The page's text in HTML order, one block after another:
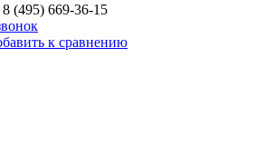
8 (495) 669-36-15
к сравнению